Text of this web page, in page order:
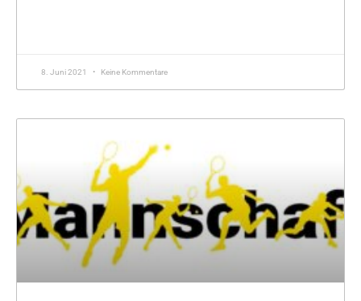
8. Juni 2021 Keine Kommentare